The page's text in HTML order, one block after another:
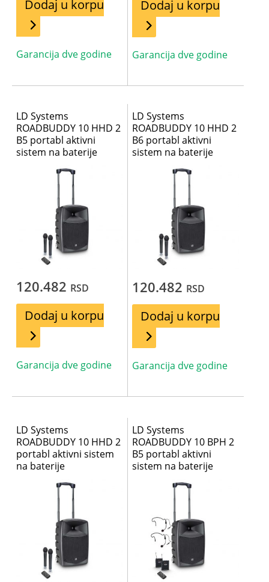
Dodaj u korpu
Garancija dve godine
Dodaj u korpu
Garancija dve godine
LD Systems
ROADBUDDY 10 HHD 2
B5 portabl aktivni
sistem na baterije
120.482 RSD
Dodaj u korpu
Garancija dve godine
LD Systems
ROADBUDDY 10 HHD 2
B6 portabl aktivni
sistem na baterije
120.482 RSD
Dodaj u korpu
Garancija dve godine
LD Systems
ROADBUDDY 10 HHD 2
portabl aktivni sistem
na baterije
LD Systems
ROADBUDDY 10 BPH 2
B5 portabl aktivni
sistem na baterije